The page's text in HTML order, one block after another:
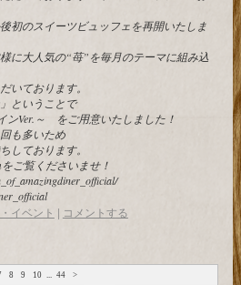
初のスイーツビュッフェを再開いたしま
に大人気の“苺”を毎月のテーマに組み込
いております。
ということで
ンVer.～ をご用意いたしました！
も多いため
しております。
ご覧くださいませ！
イベント | コメントする
8 9 10 ... 44 >